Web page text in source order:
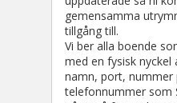
gemensamma
tillgång till.
Vi ber alla boende
med en fysisk
namn, port,
telefonnummer som